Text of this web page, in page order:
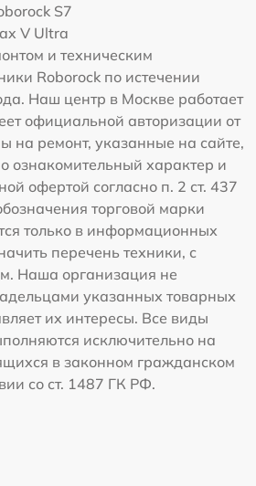
S7
V Ultra
и техническим
Roborock по истечении
Наш центр в Москве работает
официальной авторизации от
на ремонт, указанные на сайте,
ознакомительный характер и
офертой согласно п. 2 ст. 437
торговой марки
только в информационных
перечень техники, с
Наша организация не
указанных товарных
их интересы. Все виды
исключительно на
в законном гражданском
со ст. 1487 ГК РФ.